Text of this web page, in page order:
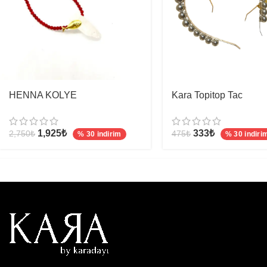
HENNA KOLYE
2,750₺ 1,925₺ % 30 indirim
Kara Topitop Tac
475₺ 333₺ % 30